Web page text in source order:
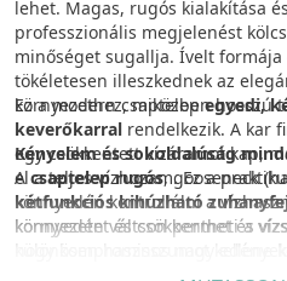
lehet. Magas, rugós kialakítása
professzionális megjelenést
minőséget sugallja. Ívelt
tökéletesen illeszkednek az
környezethez, miközben hosszú
Kényelem és sokoldalúság
Acsaptelep rugós, gooseneck
kétfunkciós kihúzható
könnyedén váltson permet és
A 360°-ban
Ez a modern csaptelepegyedi,
keverőkarral rendelkezik. A kar
egy csökkentett vízáramot kap,
el a teljes vízhozam. Ez a
könnyedén kontrollálni a
környezetet és csökkentheti a